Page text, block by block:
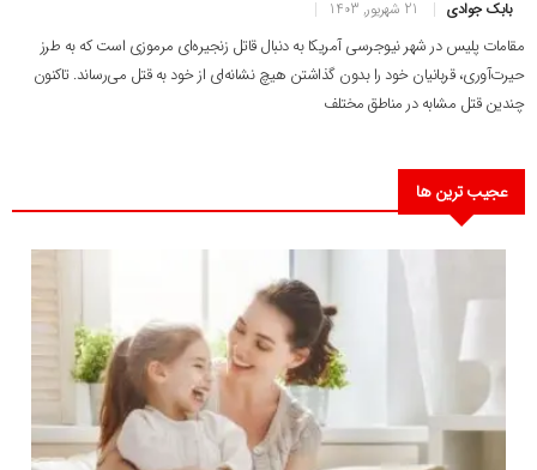
بابک جوادی 21 شهریور, 1403
مقامات پلیس در شهر نیوجرسی آمریکا به دنبال قاتل زنجیره‌ای مرموزی است که به طرز
حیرت‌آوری، قربانیان خود را بدون گذاشتن هیچ نشانه‌ای از خود به قتل می‌رساند. تاکنون
چندین قتل مشابه در مناطق مختلف
عجیب ترین ها